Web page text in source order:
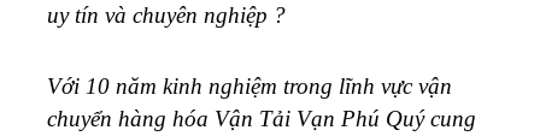
uy tín và chuyên nghiệp ?
Với 10 năm kinh nghiệm trong lĩnh vực vận
chuyển hàng hóa Vận Tải Vạn Phú Quý cung